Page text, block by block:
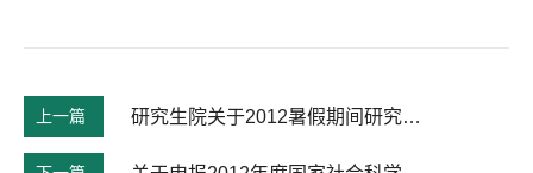
上一篇 研究生院关于2012暑假期间研究生就业工作的安排